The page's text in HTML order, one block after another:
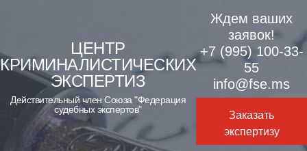
content
ЦЕНТР
КРИМИНАЛИСТИЧЕСКИХ
ЭКСПЕРТИЗ
Действительный член Союза "Федерация
судебных экспертов"
Ждем ваших
заявок!
+7 (995) 100-33-
55
info@fse.ms
Заказать
экспертизу